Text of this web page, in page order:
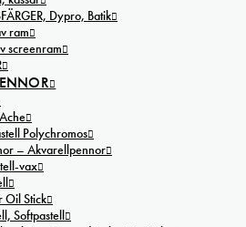
Dypro, Batik
ram
screenram
Polychromos
– Akvarellpennor
vax
Oil Stick
Softpastell